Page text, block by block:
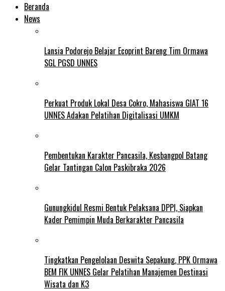
Beranda
News
Lansia Podorejo Belajar Ecoprint Bareng Tim Ormawa
SGL PGSD UNNES
Perkuat Produk Lokal Desa Cokro, Mahasiswa GIAT 16
UNNES Adakan Pelatihan Digitalisasi UMKM
Pembentukan Karakter Pancasila, Kesbangpol Batang
Gelar Tantingan Calon Paskibraka 2026
Gunungkidul Resmi Bentuk Pelaksana DPPI, Siapkan
Kader Pemimpin Muda Berkarakter Pancasila
Tingkatkan Pengelolaan Deswita Sepakung, PPK Ormawa
BEM FIK UNNES Gelar Pelatihan Manajemen Destinasi
Wisata dan K3